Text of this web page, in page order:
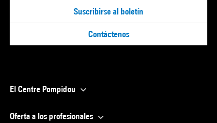
Suscribirse al boletín
Contáctenos
El Centre Pompidou
Oferta a los profesionales